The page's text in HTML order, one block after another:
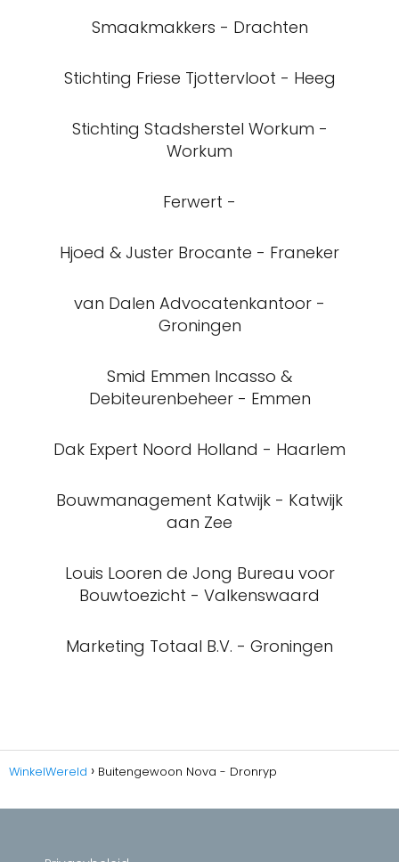
Smaakmakkers - Drachten
Stichting Friese Tjottervloot - Heeg
Stichting Stadsherstel Workum -
Workum
Ferwert -
Hjoed & Juster Brocante - Franeker
van Dalen Advocatenkantoor -
Groningen
Smid Emmen Incasso &
Debiteurenbeheer - Emmen
Dak Expert Noord Holland - Haarlem
Bouwmanagement Katwijk - Katwijk
aan Zee
Louis Looren de Jong Bureau voor
Bouwtoezicht - Valkenswaard
Marketing Totaal B.V. - Groningen
WinkelWereld Buitengewoon Nova - Dronryp